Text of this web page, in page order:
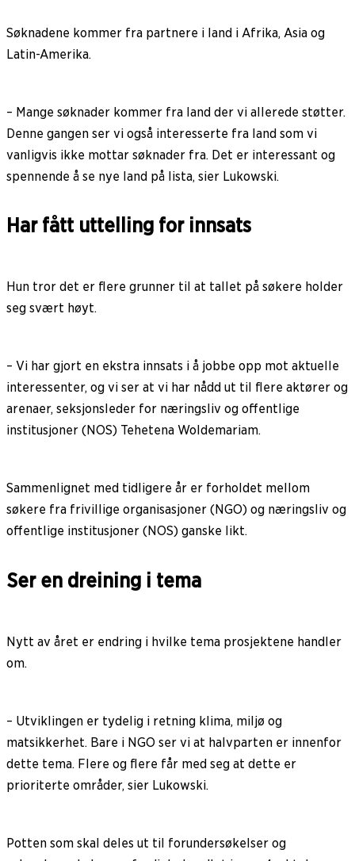
Søknadene kommer fra partnere i land i Afrika, Asia og
Latin-Amerika.
– Mange søknader kommer fra land der vi allerede støtter.
Denne gangen ser vi også interesserte fra land som vi
vanligvis ikke mottar søknader fra. Det er interessant og
spennende å se nye land på lista, sier Lukowski.
Har fått uttelling for innsats
Hun tror det er flere grunner til at tallet på søkere holder
seg svært høyt.
– Vi har gjort en ekstra innsats i å jobbe opp mot aktuelle
interessenter, og vi ser at vi har nådd ut til flere aktører og
arenaer, seksjonsleder for næringsliv og offentlige
institusjoner (NOS) Tehetena Woldemariam.
Sammenlignet med tidligere år er forholdet mellom
søkere fra frivillige organisasjoner (NGO) og næringsliv og
offentlige institusjoner (NOS) ganske likt.
Ser en dreining i tema
Nytt av året er endring i hvilke tema prosjektene handler
om.
– Utviklingen er tydelig i retning klima, miljø og
matsikkerhet. Bare i NGO ser vi at halvparten er innenfor
dette tema. Flere og flere får med seg at dette er
prioriterte områder, sier Lukowski.
Potten som skal deles ut til forundersøkelser og